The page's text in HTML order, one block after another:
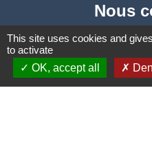
Nous
Commune
1 rue
81700
This site uses cookies and
to activate
OK, accept all